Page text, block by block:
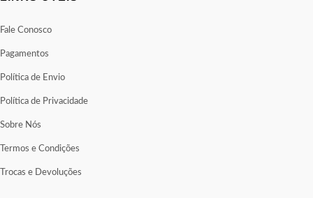
Fale Conosco
Pagamentos
Política de Envio
Política de Privacidade
Sobre Nós
Termos e Condições
Trocas e Devoluções